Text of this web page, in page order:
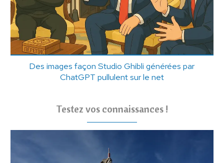
Des images façon Studio Ghibli générées par
ChatGPT pullulent sur le net
Testez vos connaissances !